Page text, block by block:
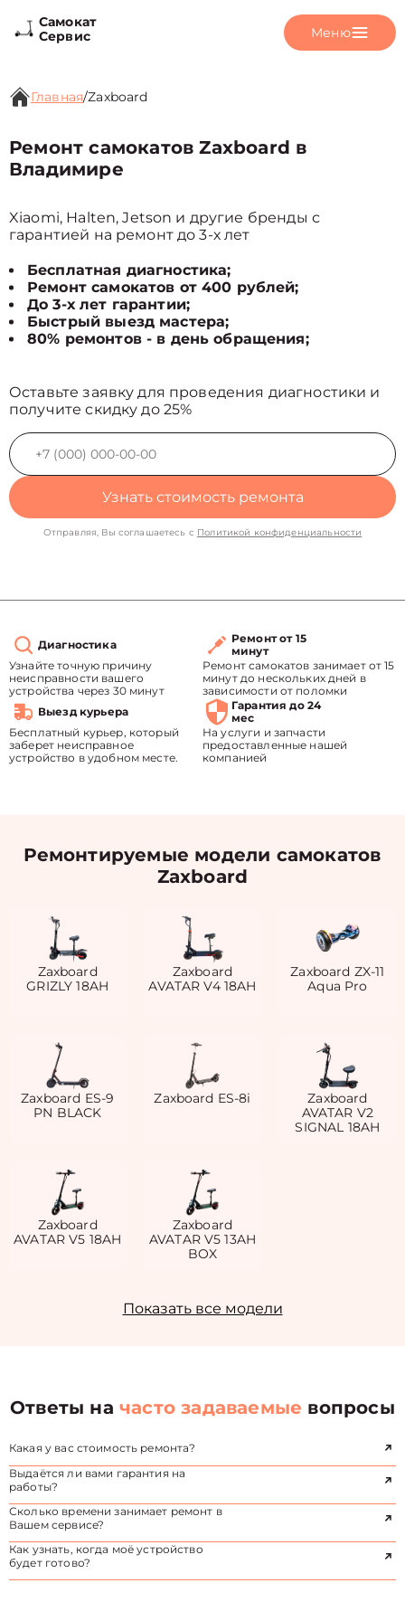
Самокат
Сервис
Меню
Главная/Zaxboard
Ремонт самокатов Zaxboard в
Владимире
Xiaomi, Halten, Jetson и другие бренды с
гарантией на ремонт до 3-х лет
Бесплатная диагностика;
Ремонт самокатов от 400 рублей;
До 3-х лет гарантии;
Быстрый выезд мастера;
80% ремонтов - в день обращения;
Оставьте заявку для проведения диагностики и
получите скидку до 25%
Узнать стоимость ремонта
Отправляя, Вы соглашаетесь с Политикой конфиденциальности
Диагностика
Узнайте точную причину
неисправности вашего
устройства через 30 минут
Ремонт от 15
минут
Ремонт самокатов занимает от 15
минут до нескольких дней в
зависимости от поломки
Выезд курьера
Бесплатный курьер, который
заберет неисправное
устройство в удобном месте.
Гарантия до 24
мес
На услуги и запчасти
предоставленные нашей
компанией
Ремонтируемые модели самокатов
Zaxboard
Zaxboard
GRIZLY 18AH
Zaxboard
AVATAR V4 18AH
Zaxboard ZX-11
Aqua Pro
Zaxboard ES-9
PN BLACK
Zaxboard ES-8i
Zaxboard
AVATAR V2
SIGNAL 18AH
Zaxboard
AVATAR V5 18AH
Zaxboard
AVATAR V5 13AH
BOX
Показать все модели
Ответы начасто задаваемые вопросы
Какая у вас стоимость ремонта?
Выдаётся ли вами гарантия на
работы?
Сколько времени занимает ремонт в
Вашем сервисе?
Как узнать, когда моё устройство
будет готово?